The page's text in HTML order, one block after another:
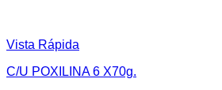
Vista Rápida
C/U POXILINA 6 X70g.